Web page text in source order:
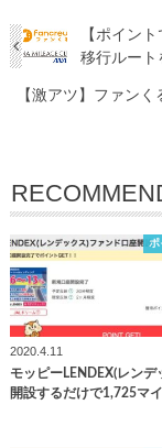
【ポイン
移行ルート
【激アツ】ファン
2020.4.11
モッピーLENDEX(レンデ
開設するだけで1,725マイ